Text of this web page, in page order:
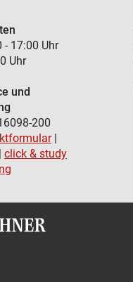
- 17:00 Uhr
Uhr
und
200
|
| click & study